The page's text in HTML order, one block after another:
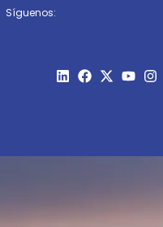
Síguenos: